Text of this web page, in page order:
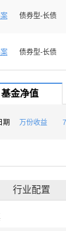
债券型-长债
债券型-长债
基金净值
期 万份收益
行业配置